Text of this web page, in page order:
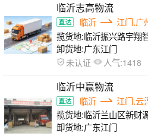
临沂志高物流
临沂
江门,广
揽货地:临沂振兴路宇翔
1-5号
卸货地:广东江门
未认证 人气:1418
临沂中赢物流
临沂
江门,云
揽货地:临沂兰山区新财
卸货地:广东江门